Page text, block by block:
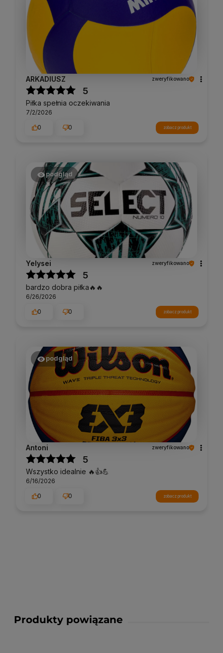
ARKADIUSZ zweryfikowano
5
Piłka spełnia oczekiwania
7/2/2026
0
0 zobacz produkt
podgląd
Yelysei zweryfikowano
5
bardzo dobra piłka🔥🔥
6/26/2026
0
0 zobacz produkt
podgląd
Antoni zweryfikowano
5
Wszystko idealnie 🔥👍️💪
6/16/2026
0
0 zobacz produkt
Produkty powiązane